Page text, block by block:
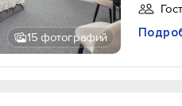
15 фотографий